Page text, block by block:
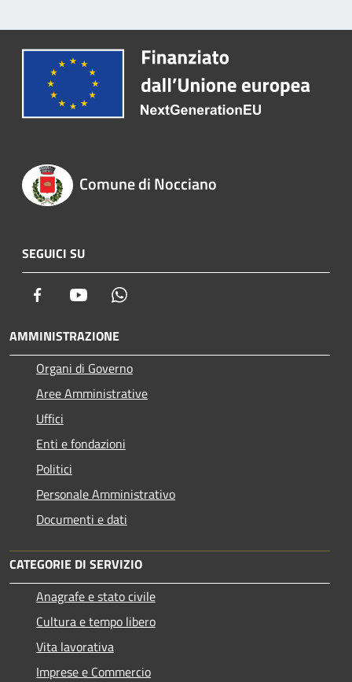
Comune di Nocciano
SEGUICI SU
Facebook Youtube
AMMINISTRAZIONE
Organi di Governo
Aree Amministrative
Uffici
Enti e fondazioni
Politici
Personale Amministrativo
Documenti e dati
CATEGORIE DI SERVIZIO
Anagrafe e stato civile
Cultura e tempo libero
Vita lavorativa
Imprese e Commercio